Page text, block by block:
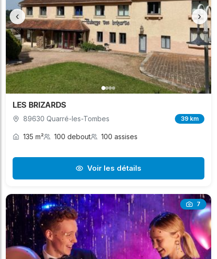
‹ ›
LES BRIZARDS
89630 Quarré-les-Tombes 39 km
135 m² 100 debout 100 assises
Voir les détails
7